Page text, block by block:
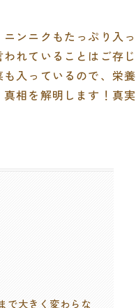
ンニクもたっぷり入っ
れていることはご存じ
入っているので、栄養
相を解明します！真実
で大きく変わらな